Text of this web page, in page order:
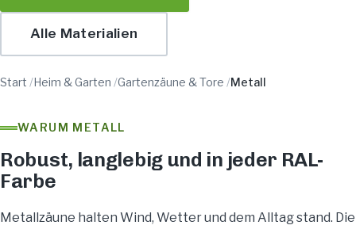
Alle Materialien
Start /Heim & Garten /Gartenzäune & Tore /Metall
WARUM METALL
Robust, langlebig und in jeder RAL-
Farbe
Metallzäune halten Wind, Wetter und dem Alltag stand. Die